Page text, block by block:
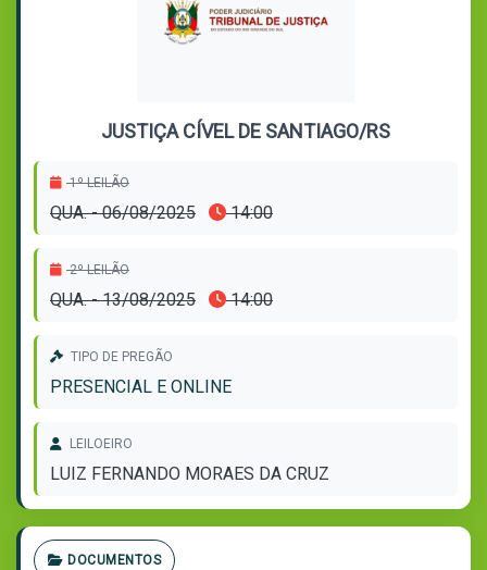
JUSTIÇA CÍVEL DE SANTIAGO/RS
1º LEILÃO
QUA. - 06/08/2025 14:00
2º LEILÃO
QUA. - 13/08/2025 14:00
TIPO DE PREGÃO
PRESENCIAL E ONLINE
LEILOEIRO
LUIZ FERNANDO MORAES DA CRUZ
DOCUMENTOS